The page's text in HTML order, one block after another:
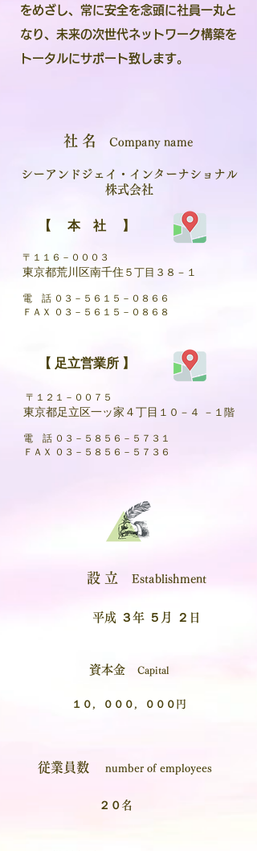
をめざし、常に安全を念頭に社員一丸と
なり、未来の次世代ネットワーク構築を
トータルにサポート致します。
社 名 Company name
シーアンドジェイ・インターナショナル
株式会社
​ 〒１１６－０００３
東京都荒川区南千住 ５丁目３８－１
電 話 ０３－５６１５－０８６６
ＦＡＸ ０３－５６１５－０８６８
【 本 社 】
​ 〒１２１－００７５
東京都足立区一ッ家 ４丁目 １０－４ －１階
電 話 ０３－５８５６－５７３１
ＦＡＸ ０３－５８５６－５７３６
【 足立営業所 】
設 立 Establishment
平成 ３年 ５月 ２日
資本金 Capital
１０，０００，０００円
従業員数 number of employees
２０名